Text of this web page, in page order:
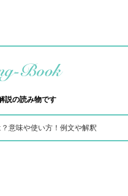
説の読み物です
？意味や使い方！例文や解釈